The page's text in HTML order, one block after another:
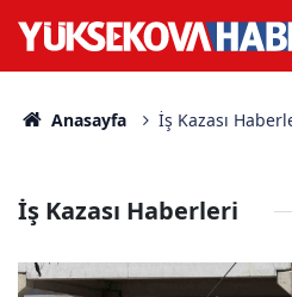
Anasayfa İş Kazası
İş Kazası Haberleri